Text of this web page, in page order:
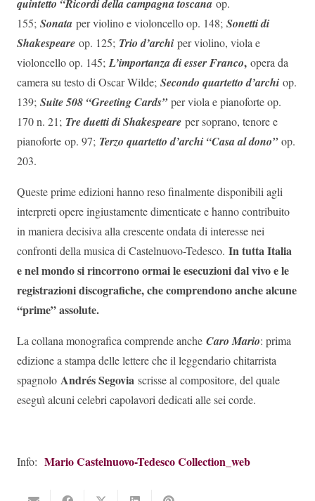
quintetto “Ricordi della campagna toscana op.
155; Sonata per violino e violoncello op. 148; Sonetti di
Shakespeare op. 125; Trio d’archi per violino, viola e
violoncello op. 145; L’importanza di esser Franco, opera da
camera su testo di Oscar Wilde; Secondo quartetto d’archi op.
139; Suite 508 “Greeting Cards”per viola e pianoforte op.
170 n. 21; Tre duetti di Shakespeare per soprano, tenore e
pianoforte op. 97; Terzo quartetto d’archi “Casa al dono”op.
203.
Queste prime edizioni hanno reso finalmente disponibili agli
interpreti opere ingiustamente dimenticate e hanno contribuito
in maniera decisiva alla crescente ondata di interesse nei
confronti della musica di Castelnuovo-Tedesco. In tutta Italia
e nel mondo si rincorrono ormai le esecuzioni dal vivo e le
registrazioni discografiche, che comprendono anche alcune
“prime” assolute.
La collana monografica comprende anche Caro Mario: prima
edizione a stampa delle lettere che il leggendario chitarrista
spagnolo Andrés Segovia scrisse al compositore, del quale
eseguì alcuni celebri capolavori dedicati alle sei corde.
Info: Mario Castelnuovo-Tedesco Collection_web